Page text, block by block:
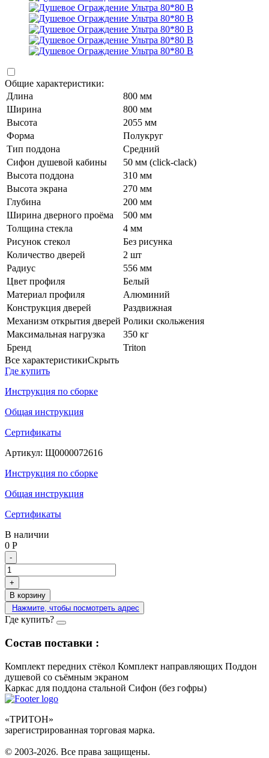
Общие характеристики:
Длина
800 мм
Ширина
800 мм
Высота
2055 мм
Форма
Полукруг
Тип поддона
Средний
Сифон душевой кабины
50 мм (click-clack)
Высота поддона
310 мм
Высота экрана
270 мм
Глубина
200 мм
Ширина дверного проёма
500 мм
Толщина стекла
4 мм
Рисунок стекол
Без рисунка
Количество дверей
2 шт
Радиус
556 мм
Цвет профиля
Белый
Материал профиля
Алюминий
Конструкция дверей
Раздвижная
Механизм открытия дверей Ролики скольжения
Максимальная нагрузка
350 кг
Бренд
Triton
Все характеристикиСкрыть
Где купить
Инструкция по сборке
Общая инструкция
Сертификаты
Артикул: Щ0000072616
Инструкция по сборке
Общая инструкция
Сертификаты
В наличии
0 Р
-
+
В корзину
Нажмите, чтобы посмотреть адрес
Где купить?
Состав поставки :
Комплект передних стёкол Комплект направляющих Поддон
душевой со съёмным экраном
Каркас для поддона стальной Сифон (без гофры)
«ТРИТОН»
зарегистрированная торговая марка.
© 2003-2026. Все права защищены.